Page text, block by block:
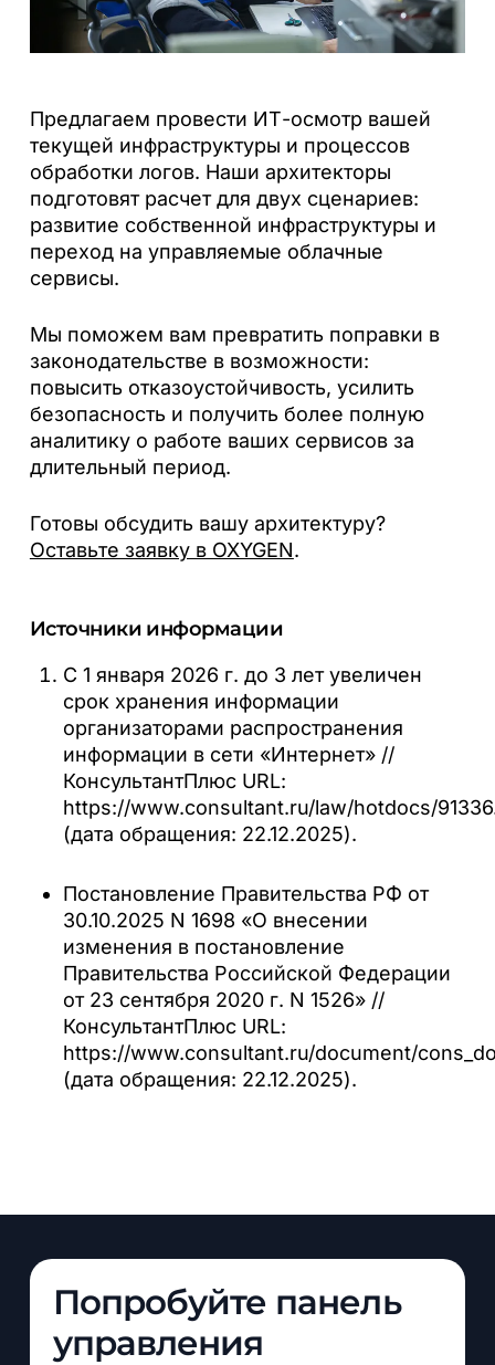
Предлагаем провести ИТ-осмотр вашей
текущей инфраструктуры и процессов
обработки логов. Наши архитекторы
подготовят расчет для двух сценариев:
развитие собственной инфраструктуры и
переход на управляемые облачные
сервисы.
Мы поможем вам превратить поправки в
законодательстве в возможности:
повысить отказоустойчивость, усилить
безопасность и получить более полную
аналитику о работе ваших сервисов за
длительный период.
Готовы обсудить вашу архитектуру?
Оставьте заявку в OXYGEN.
Источники информации
С 1 января 2026 г. до 3 лет увеличен
срок хранения информации
организаторами распространения
информации в сети «Интернет» //
КонсультантПлюс URL:
https://www.consultant.ru/law/hotdocs/
(дата обращения: 22.12.2025).
Постановление Правительства РФ от
30.10.2025 N 1698 «О внесении
изменения в постановление
Правительства Российской Федерации
от 23 сентября 2020 г. N 1526» //
КонсультантПлюс URL:
https://www.consultant.ru/document/
(дата обращения: 22.12.2025).
Попробуйте панель
управления